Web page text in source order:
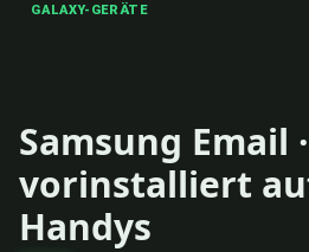
GALAXY-GERÄTE
Samsung Email ·
vorinstalliert
Handys